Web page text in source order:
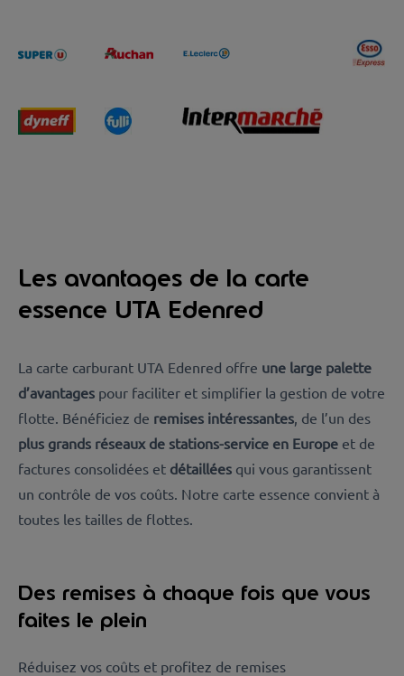
Les avantages de la carte
essence UTA Edenred
La carte carburant UTA Edenred offre une large palette
d’avantages pour faciliter et simplifier la gestion de votre
flotte. Bénéficiez de remises intéressantes, de l’un des
plus grands réseaux de stations-service en Europe et de
factures consolidées et détaillées qui vous garantissent
un contrôle de vos coûts. Notre carte essence convient à
toutes les tailles de flottes.
Des remises à chaque fois que vous
faites le plein
Réduisez vos coûts et profitez de remises